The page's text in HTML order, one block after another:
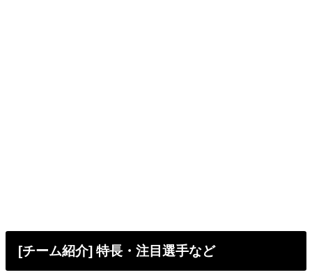
[チーム紹介] 特長・注目選手など